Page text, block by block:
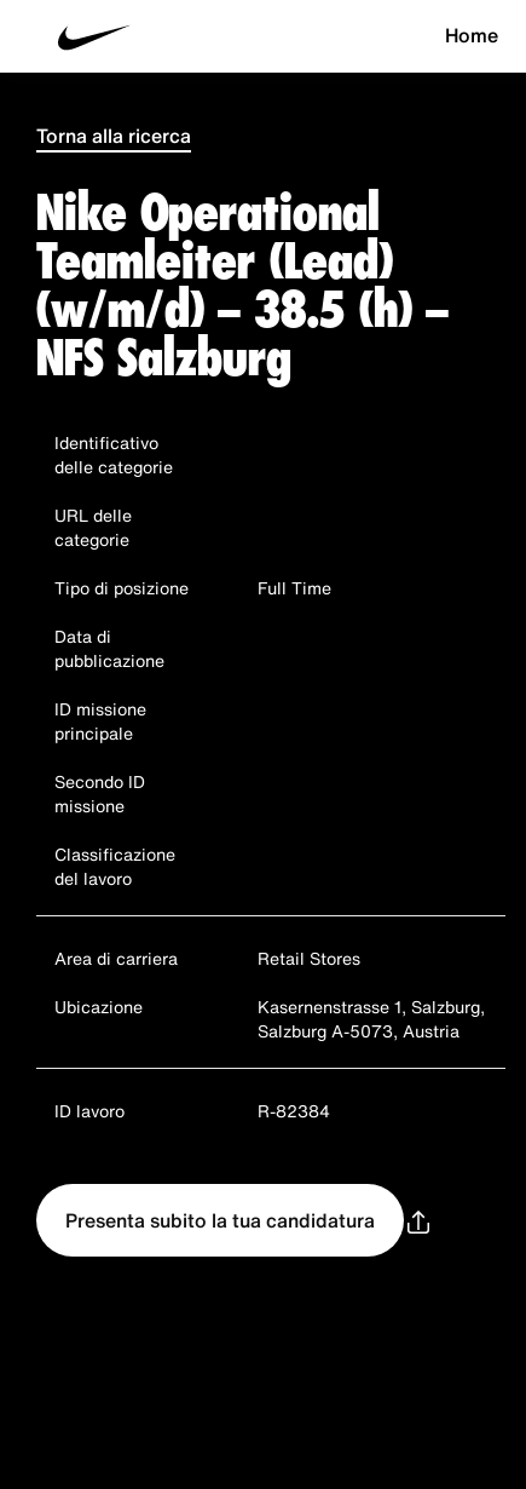
Home
Torna alla ricerca
Nike Operational
Teamleiter (Lead)
(w/m/d) – 38.5 (h) –
NFS Salzburg
Identificativo
delle categorie
URL delle
categorie
Tipo di posizione
Full Time
Data di
pubblicazione
ID missione
principale
Secondo ID
missione
Classificazione
del lavoro
Area di carriera
Retail Stores
Ubicazione
Kasernenstrasse 1, Salzburg,
Salzburg A-5073, Austria
ID lavoro R-82384
Presenta subito la tua candidatura